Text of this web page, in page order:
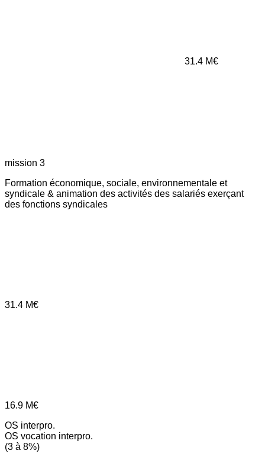
31.4 M€
mission 3
Formation économique, sociale, environnementale et
syndicale & animation des activités des salariés exerçant
des fonctions syndicales
31.4 M€
16.9 M€
OS interpro.
OS vocation interpro.
(3 à 8%)